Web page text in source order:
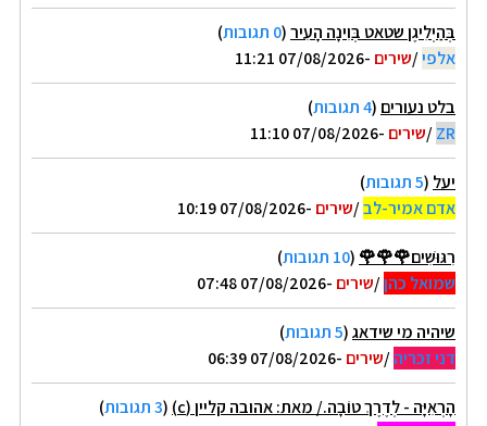
בְּהַיְלִיגֶן שטאט בְּוִינָה הָעִיר(0 תגובות
)
אלפי/שירים -07/08/2026 11:21
בלט נעורים (4 תגובות
)
ZR
/שירים -07/08/2026 11:10
יעל (5 תגובות
)
אדם אמיר-לב/שירים -07/08/2026 10:19
רִגּוּשִׁים🌹🌹🌹 (10 תגובות
)
שמואל כהן/שירים -07/08/2026 07:48
שיהיה מי שידאג(5 תגובות
)
דני זכריה/שירים -07/08/2026 06:39
הָרְאִיָּה - לְדֶרֶךְ טוֹבָה./ מאת: אהובה קליין (c) (3 תגובות
)